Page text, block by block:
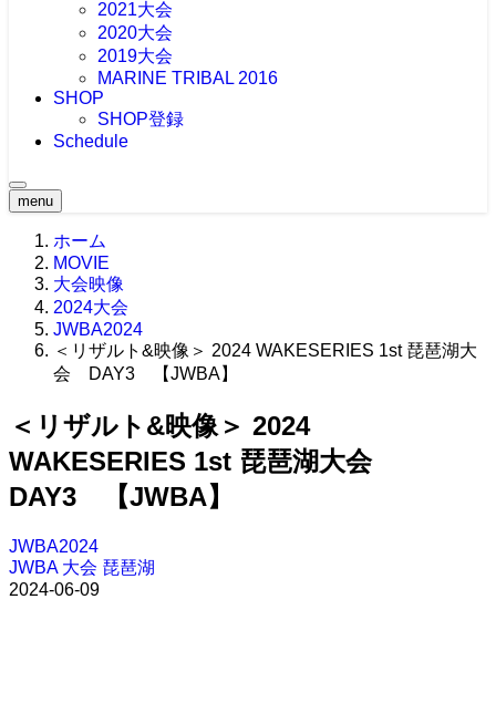
2021大会
2020大会
2019大会
MARINE TRIBAL 2016
SHOP
SHOP登録
Schedule
menu
ホーム
MOVIE
大会映像
2024大会
JWBA2024
＜リザルト&映像＞ 2024 WAKESERIES 1st 琵琶湖大
会 DAY3 【JWBA】
＜リザルト&映像＞ 2024
WAKESERIES 1st 琵琶湖大会
DAY3 【JWBA】
JWBA2024
JWBA 大会 琵琶湖
2024-06-09